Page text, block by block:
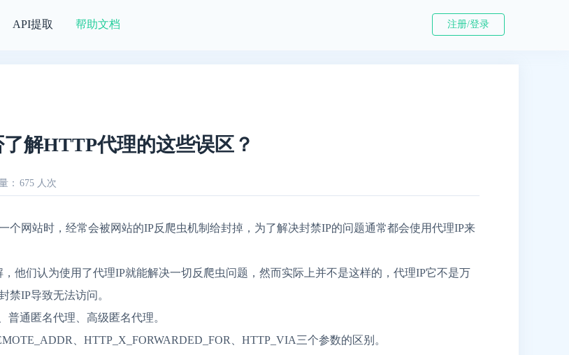
API提取 帮助文档 注册/登录
解HTTP代理的这些误区？
： 675 人次
网站时，经常会被网站的IP反爬虫机制给封掉，为了解决封禁IP的问题通常都会使用代理IP来
他们认为使用了代理IP就能解决一切反爬虫问题，然而实际上并不是这样的，代理IP它不是万
禁IP导致无法访问。
通匿名代理、高级匿名代理。
、HTTP_X_FORWARDED_FOR、HTTP_VIA三个参数的区别。